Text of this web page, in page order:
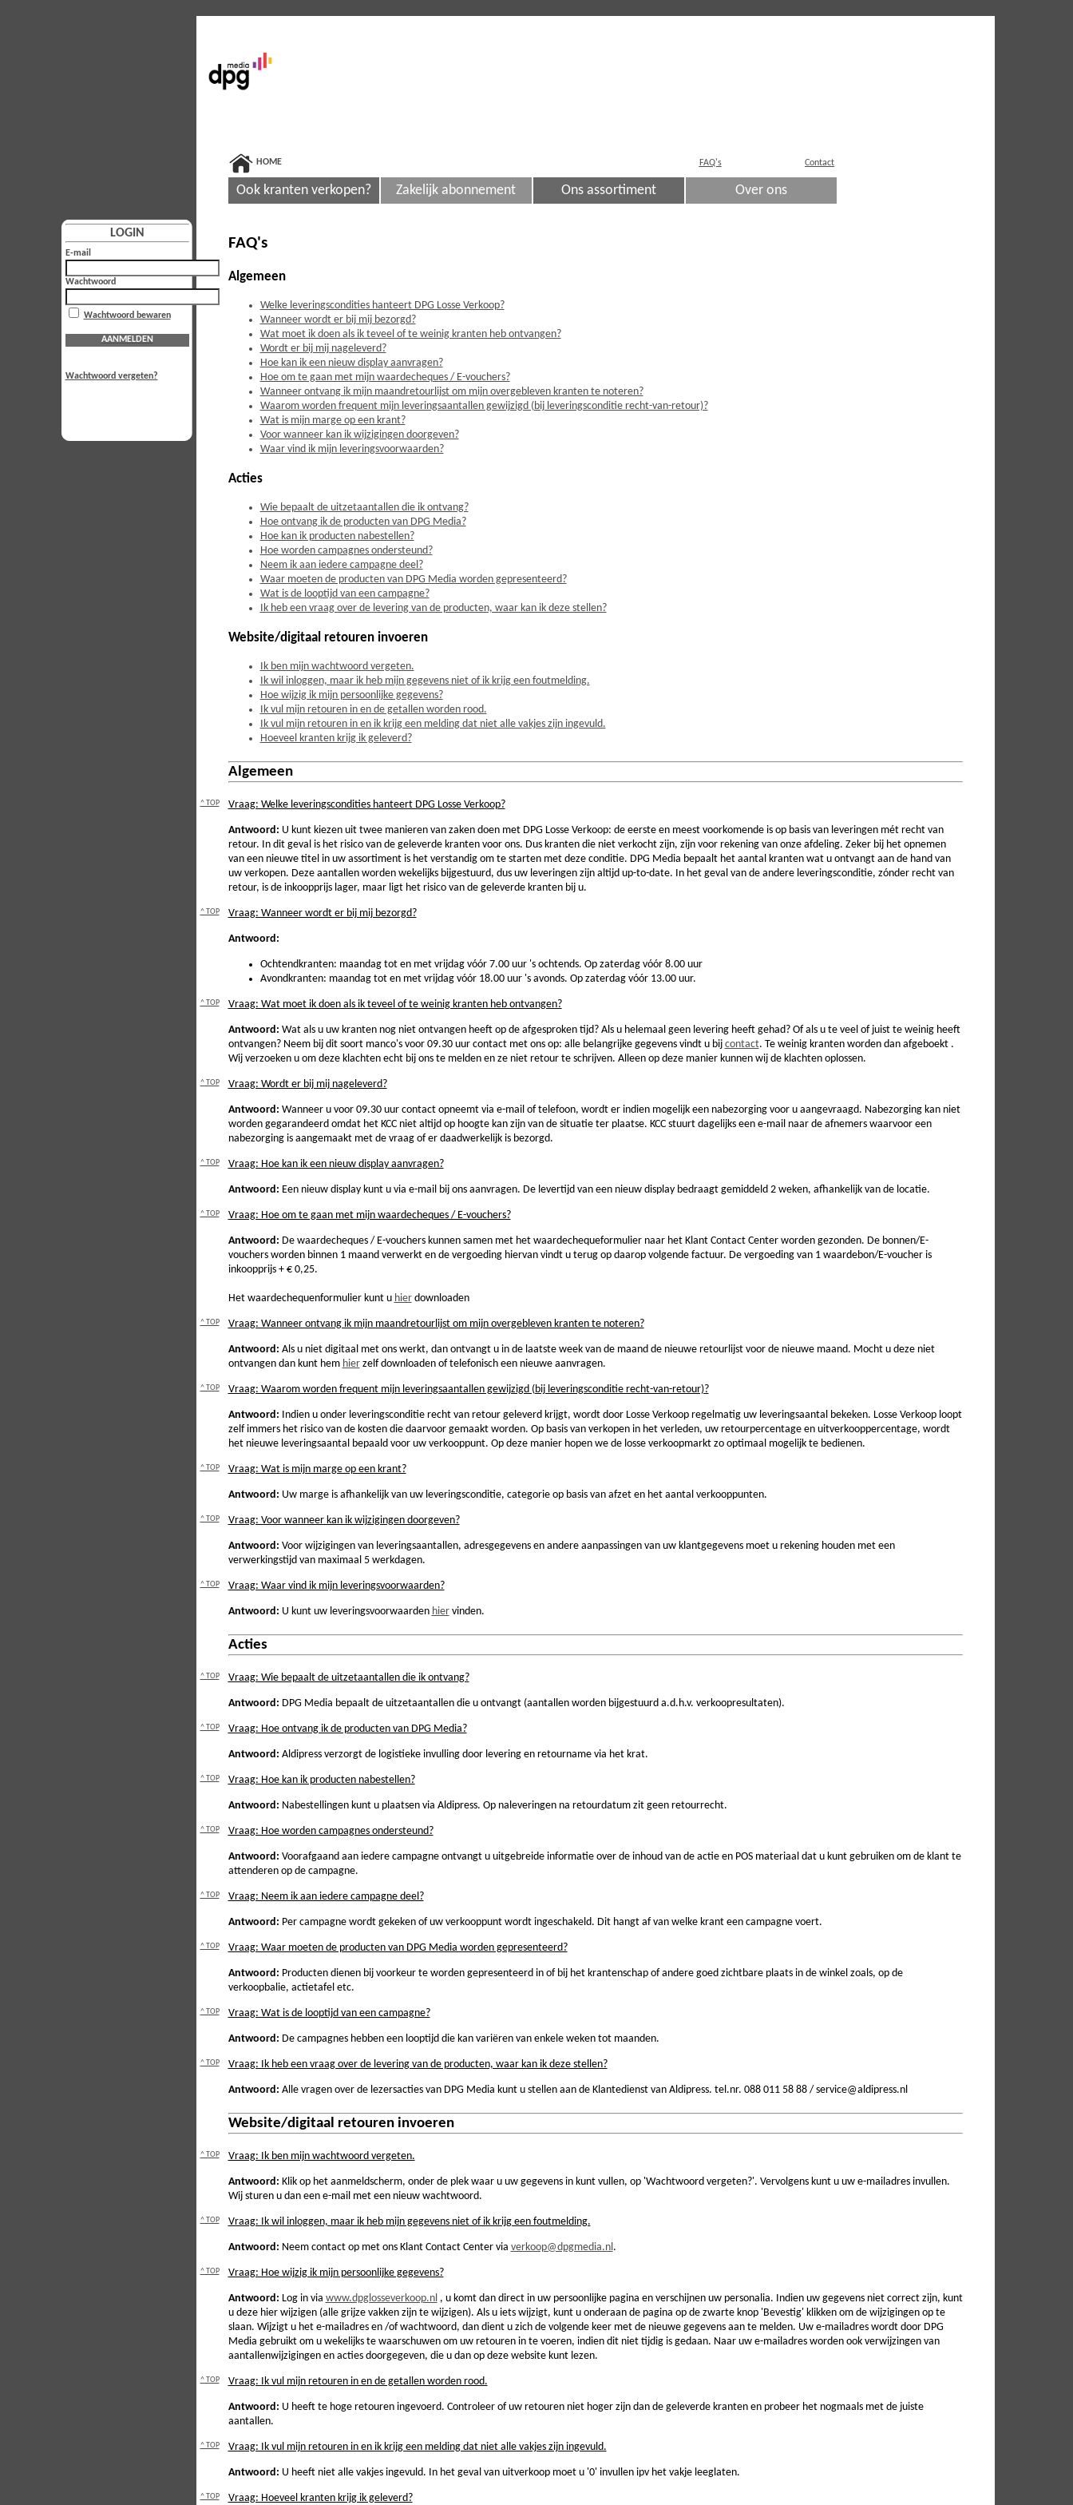
HOME FAQ's Contact
Ook kranten verkopen? Zakelijk abonnement Ons assortiment Over ons
LOGIN
E-mail
Wachtwoord
Wachtwoord bewaren
AANMELDEN
Wachtwoord vergeten?
FAQ's
Algemeen
Welke leveringscondities hanteert DPG Losse Verkoop?
Wanneer wordt er bij mij bezorgd?
Wat moet ik doen als ik teveel of te weinig kranten heb ontvangen?
Wordt er bij mij nageleverd?
Hoe kan ik een nieuw display aanvragen?
Hoe om te gaan met mijn waardecheques / E-vouchers?
Wanneer ontvang ik mijn maandretourlijst om mijn overgebleven kranten te noteren?
Waarom worden frequent mijn leveringsaantallen gewijzigd (bij leveringsconditie recht-van-retour)?
Wat is mijn marge op een krant?
Voor wanneer kan ik wijzigingen doorgeven?
Waar vind ik mijn leveringsvoorwaarden?
Acties
Wie bepaalt de uitzetaantallen die ik ontvang?
Hoe ontvang ik de producten van DPG Media?
Hoe kan ik producten nabestellen?
Hoe worden campagnes ondersteund?
Neem ik aan iedere campagne deel?
Waar moeten de producten van DPG Media worden gepresenteerd?
Wat is de looptijd van een campagne?
Ik heb een vraag over de levering van de producten, waar kan ik deze stellen?
Website/digitaal retouren invoeren
Ik ben mijn wachtwoord vergeten.
Ik wil inloggen, maar ik heb mijn gegevens niet of ik krijg een foutmelding.
Hoe wijzig ik mijn persoonlijke gegevens?
Ik vul mijn retouren in en de getallen worden rood.
Ik vul mijn retouren in en ik krijg een melding dat niet alle vakjes zijn ingevuld.
Hoeveel kranten krijg ik geleverd?
Algemeen
^ TOP Vraag: Welke leveringscondities hanteert DPG Losse Verkoop?
Antwoord: U kunt kiezen uit twee manieren van zaken doen met DPG Losse Verkoop: de eerste en meest voorkomende is op basis van leveringen mét recht van
retour. In dit geval is het risico van de geleverde kranten voor ons. Dus kranten die niet verkocht zijn, zijn voor rekening van onze afdeling. Zeker bij het opnemen
van een nieuwe titel in uw assortiment is het verstandig om te starten met deze conditie. DPG Media bepaalt het aantal kranten wat u ontvangt aan de hand van
uw verkopen. Deze aantallen worden wekelijks bijgestuurd, dus uw leveringen zijn altijd up-to-date. In het geval van de andere leveringsconditie, zónder recht van
retour, is de inkoopprijs lager, maar ligt het risico van de geleverde kranten bij u.
^ TOP Vraag: Wanneer wordt er bij mij bezorgd?
Antwoord:
Ochtendkranten: maandag tot en met vrijdag vóór 7.00 uur 's ochtends. Op zaterdag vóór 8.00 uur
Avondkranten: maandag tot en met vrijdag vóór 18.00 uur 's avonds. Op zaterdag vóór 13.00 uur.
^ TOP Vraag: Wat moet ik doen als ik teveel of te weinig kranten heb ontvangen?
Antwoord: Wat als u uw kranten nog niet ontvangen heeft op de afgesproken tijd? Als u helemaal geen levering heeft gehad? Of als u te veel of juist te weinig heeft
ontvangen? Neem bij dit soort manco's voor 09.30 uur contact met ons op: alle belangrijke gegevens vindt u bij contact. Te weinig kranten worden dan afgeboekt .
Wij verzoeken u om deze klachten echt bij ons te melden en ze niet retour te schrijven. Alleen op deze manier kunnen wij de klachten oplossen.
^ TOP Vraag: Wordt er bij mij nageleverd?
Antwoord: Wanneer u voor 09.30 uur contact opneemt via e-mail of telefoon, wordt er indien mogelijk een nabezorging voor u aangevraagd. Nabezorging kan niet
worden gegarandeerd omdat het KCC niet altijd op hoogte kan zijn van de situatie ter plaatse. KCC stuurt dagelijks een e-mail naar de afnemers waarvoor een
nabezorging is aangemaakt met de vraag of er daadwerkelijk is bezorgd.
^ TOP Vraag: Hoe kan ik een nieuw display aanvragen?
Antwoord: Een nieuw display kunt u via e-mail bij ons aanvragen. De levertijd van een nieuw display bedraagt gemiddeld 2 weken, afhankelijk van de locatie.
^ TOP Vraag: Hoe om te gaan met mijn waardecheques / E-vouchers?
Antwoord: De waardecheques / E-vouchers kunnen samen met het waardechequeformulier naar het Klant Contact Center worden gezonden. De bonnen/E-
vouchers worden binnen 1 maand verwerkt en de vergoeding hiervan vindt u terug op daarop volgende factuur. De vergoeding van 1 waardebon/E-voucher is
inkoopprijs + € 0,25.
Het waardechequenformulier kunt u hierdownloaden
^ TOP Vraag: Wanneer ontvang ik mijn maandretourlijst om mijn overgebleven kranten te noteren?
Antwoord: Als u niet digitaal met ons werkt, dan ontvangt u in de laatste week van de maand de nieuwe retourlijst voor de nieuwe maand. Mocht u deze niet
ontvangen dan kunt hem hierzelf downloaden of telefonisch een nieuwe aanvragen.
^ TOP Vraag: Waarom worden frequent mijn leveringsaantallen gewijzigd (bij leveringsconditie recht-van-retour)?
Antwoord: Indien u onder leveringsconditie recht van retour geleverd krijgt, wordt door Losse Verkoop regelmatig uw leveringsaantal bekeken. Losse Verkoop loopt
zelf immers het risico van de kosten die daarvoor gemaakt worden. Op basis van verkopen in het verleden, uw retourpercentage en uitverkooppercentage, wordt
het nieuwe leveringsaantal bepaald voor uw verkooppunt. Op deze manier hopen we de losse verkoopmarkt zo optimaal mogelijk te bedienen.
^ TOP Vraag: Wat is mijn marge op een krant?
Antwoord: Uw marge is afhankelijk van uw leveringsconditie, categorie op basis van afzet en het aantal verkooppunten.
^ TOP Vraag: Voor wanneer kan ik wijzigingen doorgeven?
Antwoord: Voor wijzigingen van leveringsaantallen, adresgegevens en andere aanpassingen van uw klantgegevens moet u rekening houden met een
verwerkingstijd van maximaal 5 werkdagen.
^ TOP Vraag: Waar vind ik mijn leveringsvoorwaarden?
Antwoord: U kunt uw leveringsvoorwaarden hiervinden.
Acties
^ TOP Vraag: Wie bepaalt de uitzetaantallen die ik ontvang?
Antwoord: DPG Media bepaalt de uitzetaantallen die u ontvangt (aantallen worden bijgestuurd a.d.h.v. verkoopresultaten).
^ TOP Vraag: Hoe ontvang ik de producten van DPG Media?
Antwoord: Aldipress verzorgt de logistieke invulling door levering en retourname via het krat.
^ TOP Vraag: Hoe kan ik producten nabestellen?
Antwoord: Nabestellingen kunt u plaatsen via Aldipress. Op naleveringen na retourdatum zit geen retourrecht.
^ TOP Vraag: Hoe worden campagnes ondersteund?
Antwoord: Voorafgaand aan iedere campagne ontvangt u uitgebreide informatie over de inhoud van de actie en POS materiaal dat u kunt gebruiken om de klant te
attenderen op de campagne.
^ TOP Vraag: Neem ik aan iedere campagne deel?
Antwoord: Per campagne wordt gekeken of uw verkooppunt wordt ingeschakeld. Dit hangt af van welke krant een campagne voert.
^ TOP Vraag: Waar moeten de producten van DPG Media worden gepresenteerd?
Antwoord: Producten dienen bij voorkeur te worden gepresenteerd in of bij het krantenschap of andere goed zichtbare plaats in de winkel zoals, op de
verkoopbalie, actietafel etc.
^ TOP Vraag: Wat is de looptijd van een campagne?
Antwoord: De campagnes hebben een looptijd die kan variëren van enkele weken tot maanden.
^ TOP Vraag: Ik heb een vraag over de levering van de producten, waar kan ik deze stellen?
Antwoord: Alle vragen over de lezersacties van DPG Media kunt u stellen aan de Klantedienst van Aldipress. tel.nr. 088 011 58 88 / service@aldipress.nl
Website/digitaal retouren invoeren
^ TOP Vraag: Ik ben mijn wachtwoord vergeten.
Antwoord: Klik op het aanmeldscherm, onder de plek waar u uw gegevens in kunt vullen, op 'Wachtwoord vergeten?'. Vervolgens kunt u uw e-mailadres invullen.
Wij sturen u dan een e-mail met een nieuw wachtwoord.
^ TOP Vraag: Ik wil inloggen, maar ik heb mijn gegevens niet of ik krijg een foutmelding.
Antwoord: Neem contact op met ons Klant Contact Center via verkoop@dpgmedia.nl .
^ TOP Vraag: Hoe wijzig ik mijn persoonlijke gegevens?
Antwoord: Log in via www.dpglosseverkoop.nl , u komt dan direct in uw persoonlijke pagina en verschijnen uw personalia. Indien uw gegevens niet correct zijn, kunt
u deze hier wijzigen (alle grijze vakken zijn te wijzigen). Als u iets wijzigt, kunt u onderaan de pagina op de zwarte knop 'Bevestig' klikken om de wijzigingen op te
slaan. Wijzigt u het e-mailadres en /of wachtwoord, dan dient u zich de volgende keer met de nieuwe gegevens aan te melden. Uw e-mailadres wordt door DPG
Media gebruikt om u wekelijks te waarschuwen om uw retouren in te voeren, indien dit niet tijdig is gedaan. Naar uw e-mailadres worden ook verwijzingen van
aantallenwijzigingen en acties doorgegeven, die u dan op deze website kunt lezen.
^ TOP Vraag: Ik vul mijn retouren in en de getallen worden rood.
Antwoord: U heeft te hoge retouren ingevoerd. Controleer of uw retouren niet hoger zijn dan de geleverde kranten en probeer het nogmaals met de juiste
aantallen.
^ TOP Vraag: Ik vul mijn retouren in en ik krijg een melding dat niet alle vakjes zijn ingevuld.
Antwoord: U heeft niet alle vakjes ingevuld. In het geval van uitverkoop moet u '0' invullen ipv het vakje leeglaten.
^ TOP Vraag: Hoeveel kranten krijg ik geleverd?